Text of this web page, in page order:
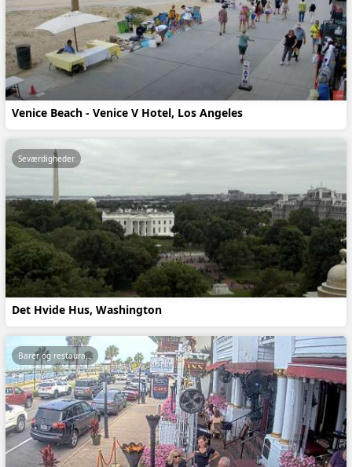
Venice Beach - Venice V Hotel, Los Angeles
Det Hvide Hus, Washington
Seværdigheder
Barer og restauranter